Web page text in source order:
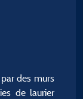
des murs
de laurier